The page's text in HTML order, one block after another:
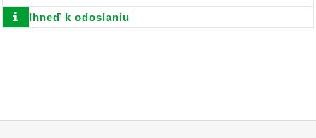
Ihneď k odoslaniu